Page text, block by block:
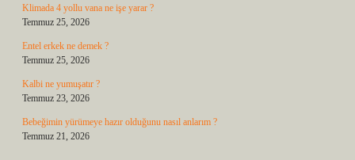
Klimada 4 yollu vana ne işe yarar ?
Temmuz 25, 2026
Entel erkek ne demek ?
Temmuz 25, 2026
Kalbi ne yumuşatır ?
Temmuz 23, 2026
Bebeğimin yürümeye hazır olduğunu nasıl anlarım ?
Temmuz 21, 2026